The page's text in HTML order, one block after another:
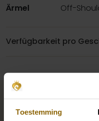
Toestemming
Ärmel
Off-
Verfügbarkeit pro
Brautlook